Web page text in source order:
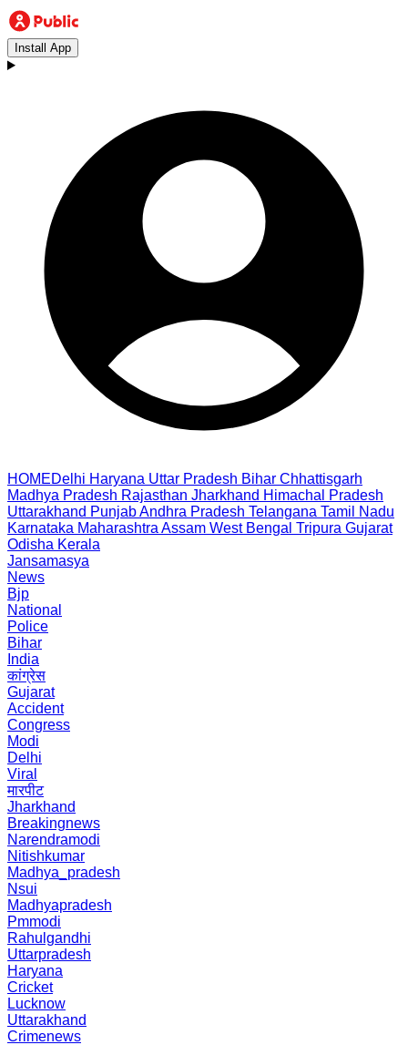
Install App
HOMEDelhi Haryana Uttar Pradesh Bihar Chhattisgarh
Madhya Pradesh Rajasthan Jharkhand Himachal Pradesh
Uttarakhand PunjabAndhra Pradesh Telangana Tamil Nadu
Karnataka Maharashtra Assam West Bengal Tripura Gujarat
Odisha Kerala
Jansamasya
News
Bjp
National
Police
Bihar
India
कांग्रेस
Gujarat
Accident
Congress
Modi
Delhi
Viral
मारपीट
Jharkhand
Breakingnews
Narendramodi
Nitishkumar
Madhya_pradesh
Nsui
Madhyapradesh
Pmmodi
Rahulgandhi
Uttarpradesh
Haryana
Cricket
Lucknow
Uttarakhand
Crimenews